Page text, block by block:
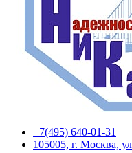
+7(495) 640-01-31
105005, г. Москва,